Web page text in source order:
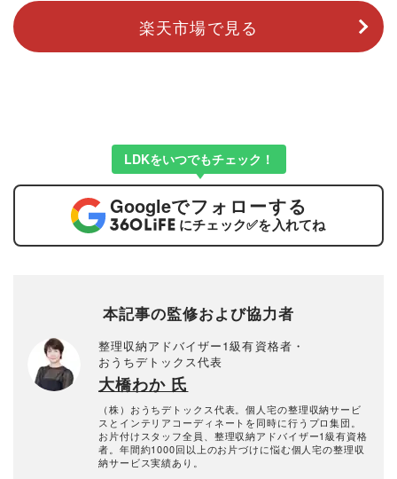
楽天市場で見る
LDKをいつでもチェック！
Googleでフォローする
にチェック✅を入れてね
本記事の監修および協力者
整理収納アドバイザー1級有資格者・
おうちデトックス代表
大橋わか 氏
（株）おうちデトックス代表。個人宅の整理収納サービ
スとインテリアコーディネートを同時に行うプロ集団。
お片付けスタッフ全員、整理収納アドバイザー1級有資格
者。年間約1000回以上のお片づけに悩む個人宅の整理収
納サービス実績あり。